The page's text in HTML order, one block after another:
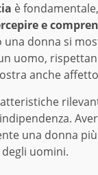
è
e
una donna si
uomo,
anche
una donna
uomini.